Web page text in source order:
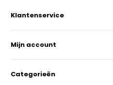
Klantenservice
Mijn account
Categorieën